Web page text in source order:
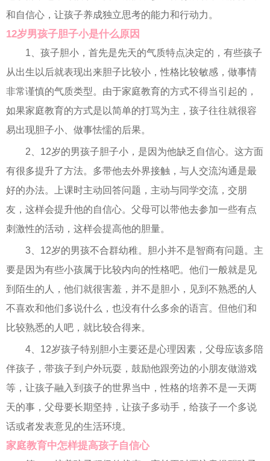
和自信心，让孩子养成独立思考的能力和行动力。
12岁男孩子胆子小是什么原因
1、孩子胆小，首先是先天的气质特点决定的，有些孩子
从出生以后就表现出来胆子比较小，性格比较敏感，做事情
非常谨慎的气质类型。由于家庭教育的方式不得当引起的，
如果家庭教育的方式是以简单的打骂为主，孩子往往就很容
易出现胆子小、做事怯懦的后果。
2、12岁的男孩子胆子小，是因为他缺乏自信心。这方面
有很多提升了方法。多带他去外界接触，与人交流沟通是最
好的办法。上课时主动回答问题，主动与同学交流，交朋
友，这样会提升他的自信心。父母可以带他去参加一些有点
刺激性的活动，这样会提高他的胆量。
3、12岁的男孩不合群幼稚。胆小并不是智商有问题。主
要是因为有些小孩属于比较内向的性格吧。他们一般就是见
到陌生的人，他们就很害羞，并不是胆小，见到不熟悉的人
不喜欢和他们多说什么，也没有什么多余的语言。但他们和
比较熟悉的人吧，就比较合得来。
4、12岁孩子特别胆小主要还是心理因素，父母应该多陪
伴孩子，带孩子到户外玩耍，鼓励他跟旁边的小朋友做游戏
等，让孩子融入到孩子的世界当中，性格的培养不是一天两
天的事，父母要长期坚持，让孩子多动手，给孩子一个多说
话或者发表意见的生活环境。
家庭教育中怎样提高孩子自信心